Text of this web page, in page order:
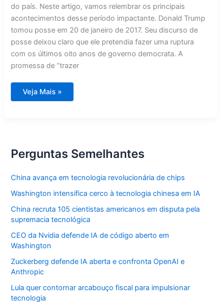
do país. Neste artigo, vamos relembrar os principais
acontecimentos desse período impactante. Donald Trump
tomou posse em 20 de janeiro de 2017. Seu discurso de
posse deixou claro que ele pretendia fazer uma ruptura
com os últimos oito anos de governo democrata. A
promessa de “trazer
Os
Destaques
Salão
Oval
Veja Mais »
Perguntas Semelhantes
China avança em tecnologia revolucionária de chips
Washington intensifica cerco à tecnologia chinesa em IA
China recruta 105 cientistas americanos em disputa pela
supremacia tecnológica
CEO da Nvidia defende IA de código aberto em
Washington
Zuckerberg defende IA aberta e confronta OpenAI e
Anthropic
Lula quer contornar arcabouço fiscal para impulsionar
tecnologia